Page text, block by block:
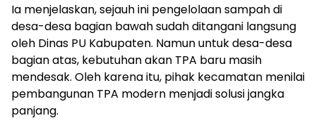
Ia menjelaskan, sejauh ini pengelolaan sampah di
desa-desa bagian bawah sudah ditangani langsung
oleh Dinas PU Kabupaten. Namun untuk desa-desa
bagian atas, kebutuhan akan TPA baru masih
mendesak. Oleh karena itu, pihak kecamatan menilai
pembangunan TPA modern menjadi solusi jangka
panjang.